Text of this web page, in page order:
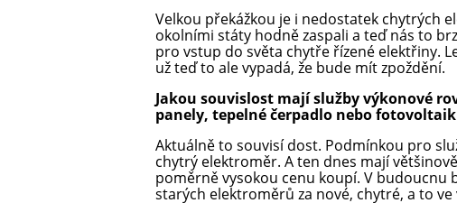
Velkou překážkou je i nedostatek chytrých
okolními státy hodně zaspali a teď nás to
pro vstup do světa chytře řízené elektřiny.
už teď to ale vypadá, že bude mít zpoždění.
Jakou souvislost mají služby výkonové
panely, tepelné čerpadlo nebo
Aktuálně to souvisí dost. Podmínkou pro
chytrý elektroměr. A ten dnes mají
poměrně vysokou cenu koupí. V budoucnu
starých elektroměrů za nové, chytré, a to